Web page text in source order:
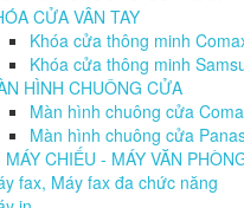
CỬA VÂN TAY
Khóa cửa thông minh
Khóa cửa thông minh
HÌNH CHUÔNG CỬA
Màn hình chuông cửa
Màn hình chuông cửa
MÁY CHIẾU - MÁY VĂN
fax, Máy fax đa chức năng